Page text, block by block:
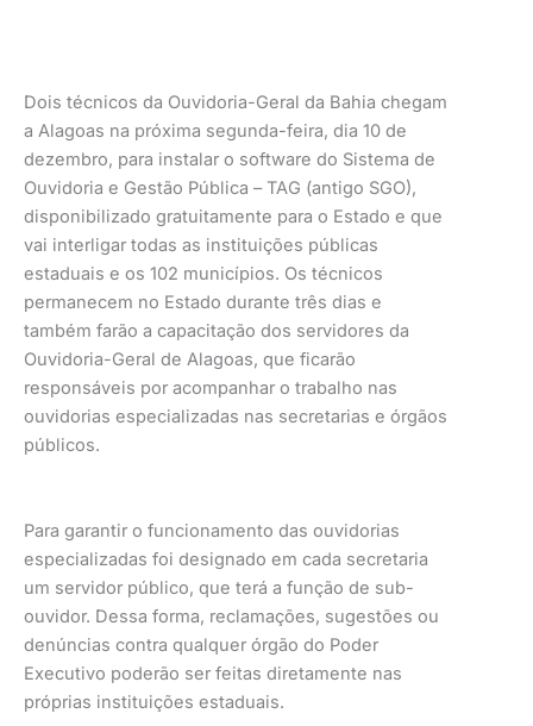
Dois técnicos da Ouvidoria-Geral da Bahia chegam
a Alagoas na próxima segunda-feira, dia 10 de
dezembro, para instalar o software do Sistema de
Ouvidoria e Gestão Pública – TAG (antigo SGO),
disponibilizado gratuitamente para o Estado e que
vai interligar todas as instituições públicas
estaduais e os 102 municípios. Os técnicos
permanecem no Estado durante três dias e
também farão a capacitação dos servidores da
Ouvidoria-Geral de Alagoas, que ficarão
responsáveis por acompanhar o trabalho nas
ouvidorias especializadas nas secretarias e órgãos
públicos.
Para garantir o funcionamento das ouvidorias
especializadas foi designado em cada secretaria
um servidor público, que terá a função de sub-
ouvidor. Dessa forma, reclamações, sugestões ou
denúncias contra qualquer órgão do Poder
Executivo poderão ser feitas diretamente nas
próprias instituições estaduais.